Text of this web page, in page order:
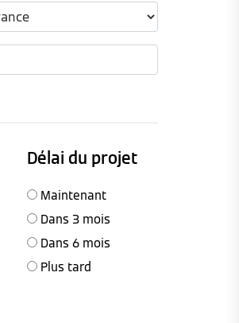
Délai du projet
Maintenant
Dans 3 mois
Dans 6 mois
Plus tard